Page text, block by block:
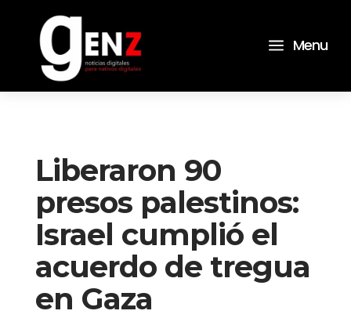
a Menu
Liberaron 90
presos palestinos:
Israel cumplió el
acuerdo de tregua
en Gaza